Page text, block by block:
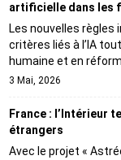
artificielle dans les
Les nouvelles
critères liés à l’IA
humaine et en
3 Mai, 2026
France : l’Intérieur
étrangers
Avec le projet «